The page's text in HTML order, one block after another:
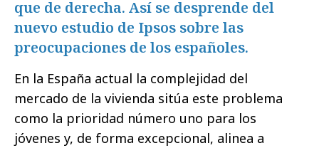
que de derecha. Así se desprende del
nuevo estudio de Ipsos sobre las
preocupaciones de los españoles.
En la España actual la complejidad del
mercado de la vivienda sitúa este problema
como la prioridad número uno para los
jóvenes y, de forma excepcional, alinea a